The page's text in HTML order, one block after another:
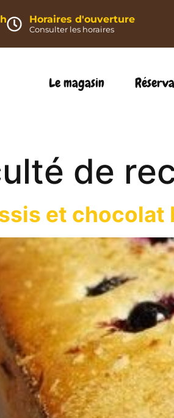
Horaires d'ouverture
Consulter les horaires
Le magasin
de
et chocolat